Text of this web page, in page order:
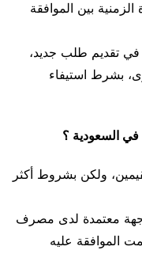
بين الموافقة
في تقديم طلب جديد،
بشرط استيفاء
السعودية ؟
ولكن بشروط أكثر
جهة معتمدة لدى مصرف
الموافقة عليه